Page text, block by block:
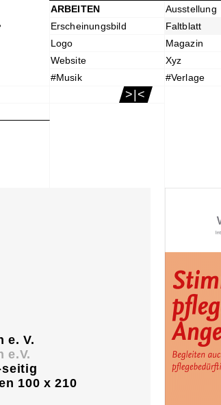
ARBEITEN Ausstellung
Erscheinungsbild
Faltblatt
Logo
Magazin
Website
Xyz
#Musik #Verlage
>|<
e. V.
e.V.
100 x 210